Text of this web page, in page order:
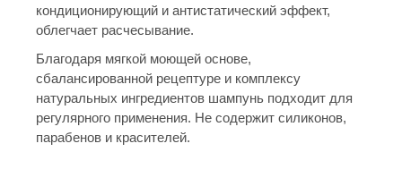
кондиционирующий и антистатический эффект,
облегчает расчесывание.
Благодаря мягкой моющей основе,
сбалансированной рецептуре и комплексу
натуральных ингредиентов шампунь подходит для
регулярного применения. Не содержит силиконов,
парабенов и красителей.